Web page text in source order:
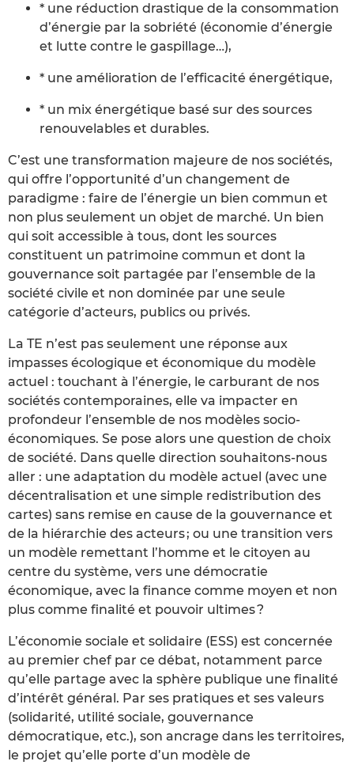
* une réduction drastique de la consommation
d’énergie par la sobriété (économie d’énergie
et lutte contre le gaspillage…),
* une amélioration de l’efficacité énergétique,
* un mix énergétique basé sur des sources
renouvelables et durables.
C’est une transformation majeure de nos sociétés,
qui offre l’opportunité d’un changement de
paradigme : faire de l’énergie un bien commun et
non plus seulement un objet de marché. Un bien
qui soit accessible à tous, dont les sources
constituent un patrimoine commun et dont la
gouvernance soit partagée par l’ensemble de la
société civile et non dominée par une seule
catégorie d’acteurs, publics ou privés.
La TE n’est pas seulement une réponse aux
impasses écologique et économique du modèle
actuel : touchant à l’énergie, le carburant de nos
sociétés contemporaines, elle va impacter en
profondeur l’ensemble de nos modèles socio-
économiques. Se pose alors une question de choix
de société. Dans quelle direction souhaitons-nous
aller : une adaptation du modèle actuel (avec une
décentralisation et une simple redistribution des
cartes) sans remise en cause de la gouvernance et
de la hiérarchie des acteurs ; ou une transition vers
un modèle remettant l’homme et le citoyen au
centre du système, vers une démocratie
économique, avec la finance comme moyen et non
plus comme finalité et pouvoir ultimes ?
L’économie sociale et solidaire (ESS) est concernée
au premier chef par ce débat, notamment parce
qu’elle partage avec la sphère publique une finalité
d’intérêt général. Par ses pratiques et ses valeurs
(solidarité, utilité sociale, gouvernance
démocratique, etc.), son ancrage dans les territoires,
le projet qu’elle porte d’un modèle de